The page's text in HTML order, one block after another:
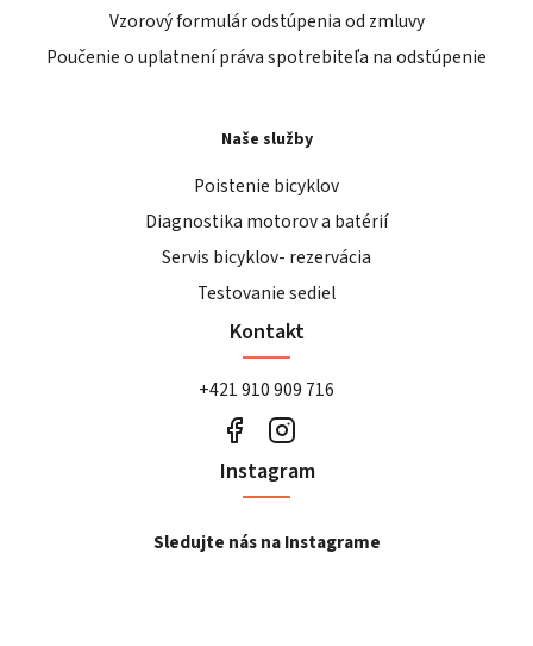
Vzorový formulár odstúpenia od zmluvy
Poučenie o uplatnení práva spotrebiteľa na odstúpenie
Naše služby
Poistenie bicyklov
Diagnostika motorov a batérií
Servis bicyklov- rezervácia
Testovanie sediel
Kontakt
+421 910 909 716
Instagram
Sledujte nás na Instagrame